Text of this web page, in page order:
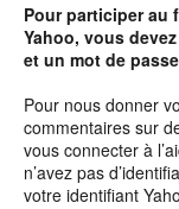
Pour participer au
Yahoo, vous
et un mot de
Pour nous donner
commentaires sur
vous connecter à
n’avez pas
votre identifiant